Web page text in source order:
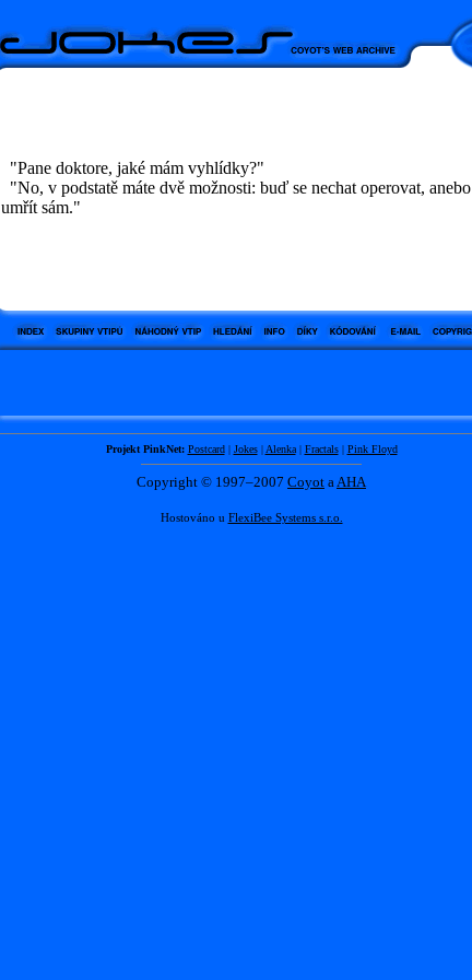
"Pane doktore, jaké mám vyhlídky?"
"No, v podstatě máte dvě možnosti: buď se nechat operovat, anebo
umřít sám."
Projekt PinkNet: Postcard| Jokes| Alenka| Fractals| Pink Floyd
Copyright © 1997–2007 Coyot aAHA
Hostováno u FlexiBee Systems s.r.o.